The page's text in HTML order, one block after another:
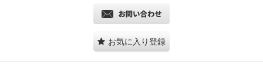
お気に入り登録